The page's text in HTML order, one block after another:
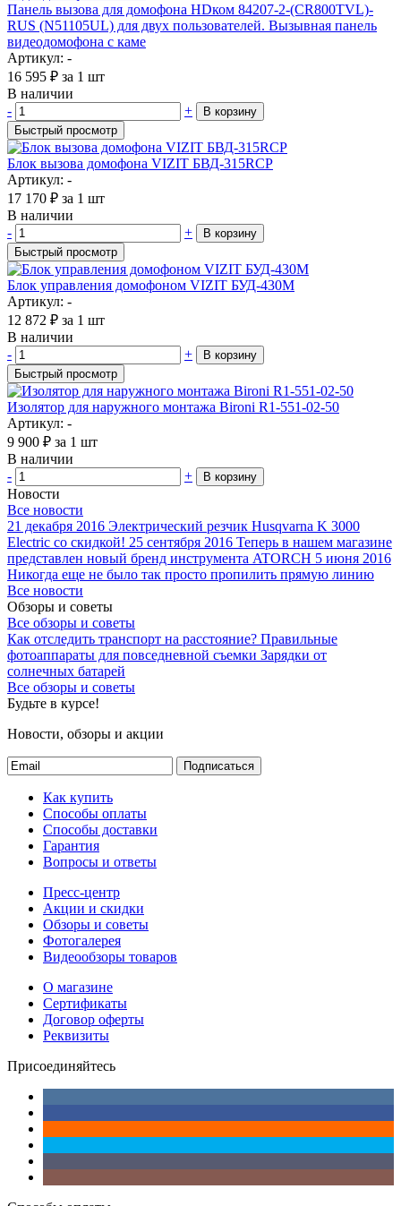
Панель вызова для домофона HDком 84207-2-(CR800TVL)-
RUS (N51105UL) для двух пользователей. Вызывная панель
видеодомофона с каме
Артикул: -
16 595 ₽ за 1 шт
В наличии
-
+
В корзину
Быстрый просмотр
Блок вызова домофона VIZIT БВД-315RCP
Артикул: -
17 170 ₽ за 1 шт
В наличии
-
+
В корзину
Быстрый просмотр
Блок управления домофоном VIZIT БУД-430M
Артикул: -
12 872 ₽ за 1 шт
В наличии
-
+
В корзину
Быстрый просмотр
Изолятор для наружного монтажа Bironi R1-551-02-50
Артикул: -
9 900 ₽ за 1 шт
В наличии
-
+ В корзину
Новости
Все новости
21 декабря 2016 Электрический резчик Husqvarna K 3000
Electric со скидкой! 25 сентября 2016 Теперь в нашем магазине
представлен новый бренд инструмента ATORCH 5 июня 2016
Никогда еще не было так просто пропилить прямую линию
Все новости
Обзоры и советы
Все обзоры и советы
Как отследить транспорт на расстояние? Правильные
фотоаппараты для повседневной съемки Зарядки от
солнечных батарей
Все обзоры и советы
Будьте в курсе!
Новости, обзоры и акции
Подписаться
Как купить
Способы оплаты
Способы доставки
Гарантия
Вопросы и ответы
Пресс-центр
Акции и скидки
Обзоры и советы
Фотогалерея
Видеообзоры товаров
О магазине
Сертификаты
Договор оферты
Реквизиты
Присоединяйтесь